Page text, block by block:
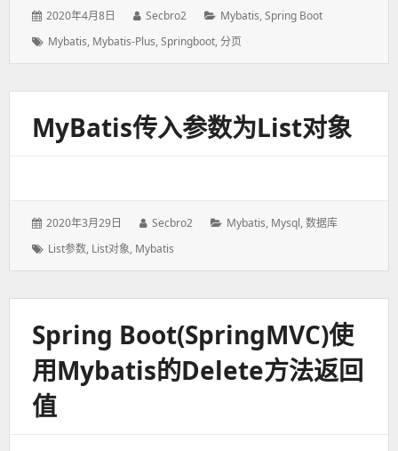
发
于：
2020年4月8日
作
Secbro2
分
类：
Mybatis,Spring Boot
标
Mybatis, Mybatis-Plus,Springboot,分页
MyBatis传入参数为List对象
发
于：
2020年3月29日
作
Secbro2
分
Mybatis, Mysql,数据库
标
List参数, List对象, Mybatis
Spring Boot(SpringMVC)使
用mybatis的delete方法返回
值